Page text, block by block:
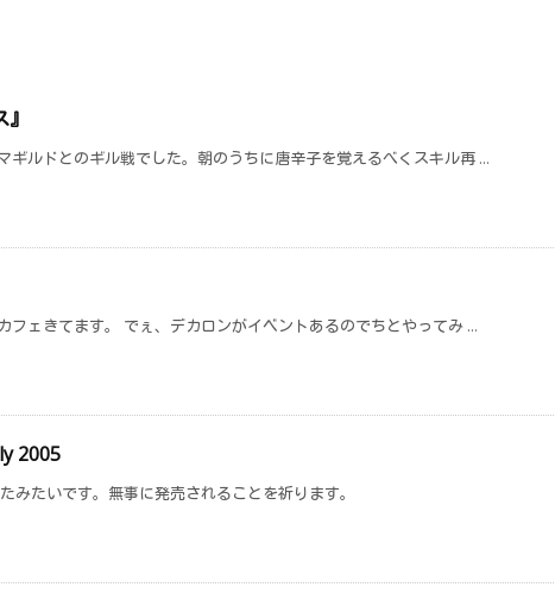
ギルドとのギル戦でした。朝のうちに唐辛子を覚えるべくスキル再 ...
フェきてます。 でぇ、デカロンがイベントあるのでちとやってみ ...
2005
みたいです。無事に発売されることを祈ります。